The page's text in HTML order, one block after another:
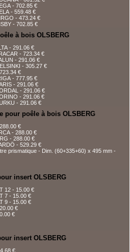
- 702.85 €
- 559.48 €
- 473.24 €
- 702.85 €
à bois OLSBERG
- 291.06 €
- 723.34 €
- 291.06 €
- 305.27 €
€
- 777.95 €
- 291.06 €
- 291.06 €
- 291.06 €
- 291.06 €
pour poêle à bois OLSBERG
€
- 288.00 €
- 288.00 €
- 529.29 €
prismatique - Dim. (60+335+60) x 495 mm -
insert OLSBERG
12 - 15.00 €
7 - 15.00 €
9 - 15.00 €
€
€
insert OLSBERG
€